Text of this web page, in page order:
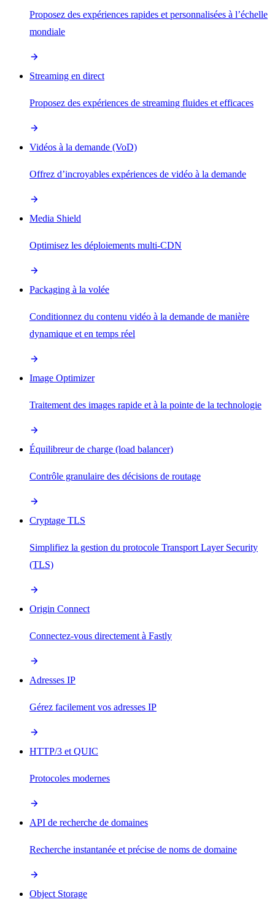
Proposez des expériences rapides et personnalisées à l’échelle
mondiale
Streaming en direct
Proposez des expériences de streaming fluides et efficaces
Vidéos à la demande (VoD)
Offrez d’incroyables expériences de vidéo à la demande
Media Shield
Optimisez les déploiements multi-CDN
Packaging à la volée
Conditionnez du contenu vidéo à la demande de manière
dynamique et en temps réel
Image Optimizer
Traitement des images rapide et à la pointe de la technologie
Équilibreur de charge (load balancer)
Contrôle granulaire des décisions de routage
Cryptage TLS
Simplifiez la gestion du protocole Transport Layer Security
(TLS)
Origin Connect
Connectez-vous directement à Fastly
Adresses IP
Gérez facilement vos adresses IP
HTTP/3 et QUIC
Protocoles modernes
API de recherche de domaines
Recherche instantanée et précise de noms de domaine
Object Storage